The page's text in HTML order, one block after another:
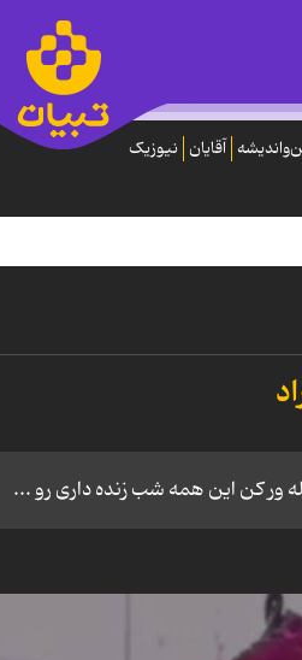
آقایان نیوزیک
ور کن این همه شب زنده داری رو ...